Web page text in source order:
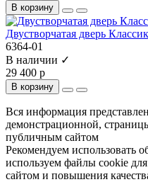
В корзину
Двустворчатая дверь
6364-01
В наличии ✓
29 400 р
В корзину
Вся информация
демонстрационной,
публичным сайтом
Рекомендуем использовать
используем файлы cookie
сайтом и повышения